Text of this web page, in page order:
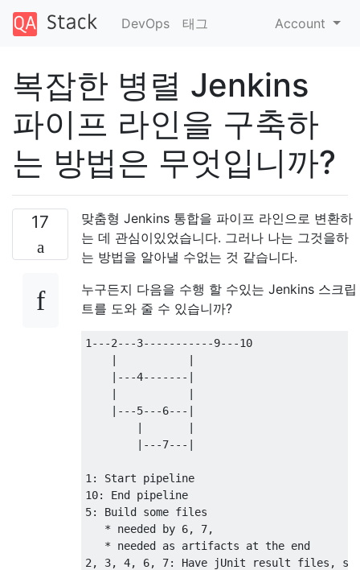
DevOps 태그 Account
복잡한 병렬 Jenkins
파이프 라인을 구축하
는 방법은 무엇입니까?
17
맞춤형 Jenkins 통합을 파이프 라인으로 변환하
는 데 관심이있었습니다. 그러나 나는 그것을하
는 방법을 알아낼 수없는 것 같습니다.
누구든지 다음을 수행 할 수있는 Jenkins 스크립
트를 도와 줄 수 있습니까?
1---2---3-----------9---10
    |           |
    |---4-------|
    |           |
    |---5---6---|
        |       |
        |---7---|
1: Start pipeline
10: End pipeline
5: Build some files
   * needed by 6, 7,
   * needed as artifacts at the end
2, 3, 4, 6, 7: Have jUnit result files,